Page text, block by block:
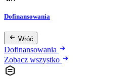
Dofinansowania
Wróć
Dofinansowania
Zobacz wszystko